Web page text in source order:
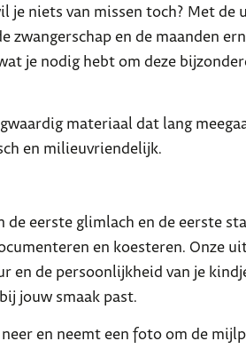
je niets van missen toch? Met de
en de maanden
je nodig hebt om deze
materiaal dat lang
en milieuvriendelijk.
eerste glimlach en de eerste
en koesteren. Onze
de persoonlijkheid van je
jouw smaak past.
en neemt een foto om de